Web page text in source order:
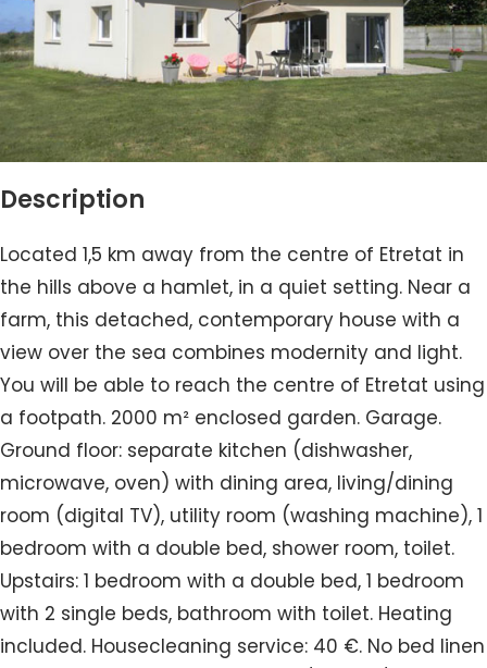
Description
Located 1,5 km away from the centre of Etretat in
the hills above a hamlet, in a quiet setting. Near a
farm, this detached, contemporary house with a
view over the sea combines modernity and light.
You will be able to reach the centre of Etretat using
a footpath. 2000 m² enclosed garden. Garage.
Ground floor: separate kitchen (dishwasher,
microwave, oven) with dining area, living/dining
room (digital TV), utility room (washing machine), 1
bedroom with a double bed, shower room, toilet.
Upstairs: 1 bedroom with a double bed, 1 bedroom
with 2 single beds, bathroom with toilet. Heating
included. Housecleaning service: 40 €. No bed linen